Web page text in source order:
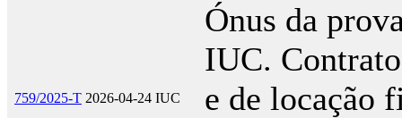
Ónus da
759/2025-T 2026-04-24 IUC
IUC.
e de locação